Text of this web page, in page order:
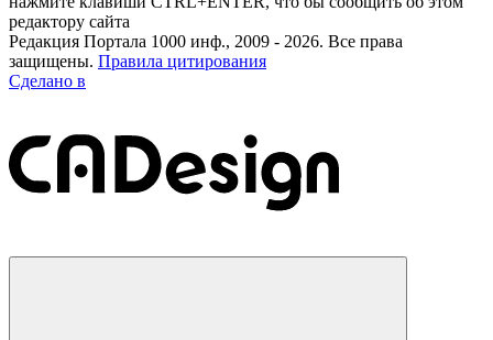
редактору сайта
Редакция Портала 1000 инф., 2009 - 2026. Все права
защищены. Правила цитирования
Сделано в